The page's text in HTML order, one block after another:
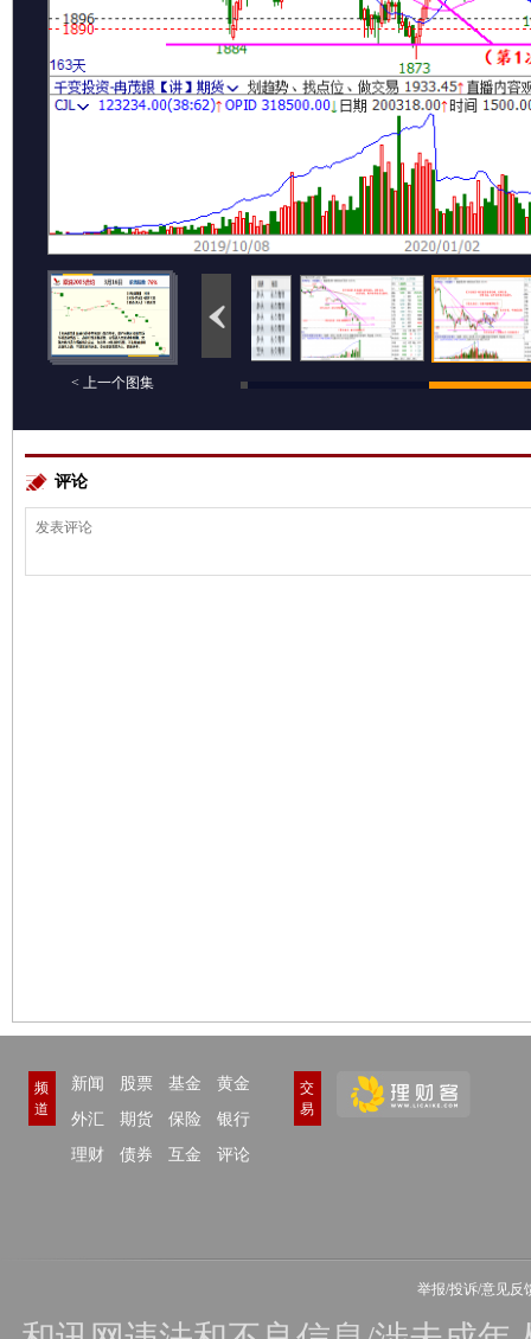
< 上一个图集
评论
频
道
新闻 股票 基金
黄金
外汇
期货 保险
银行
理财
债券 互金 评论
交
易
举报/投诉/意见反